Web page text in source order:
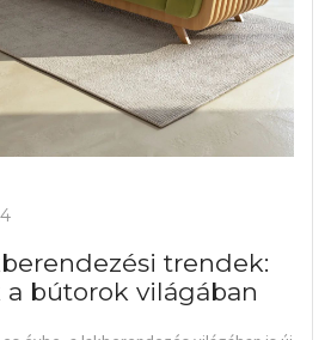
trendek:
bútorok világában